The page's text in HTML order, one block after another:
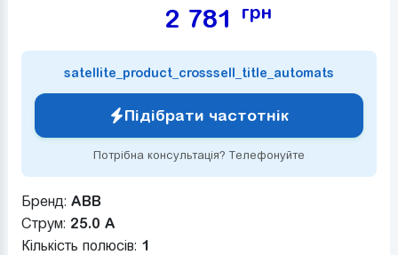
2 781 грн
satellite_product_crosssell_title_automats
Підібрати частотнік
Потрібна консультація? Телефонуйте
Бренд: ABB
Струм: 25.0 А
Кількість полюсів: 1